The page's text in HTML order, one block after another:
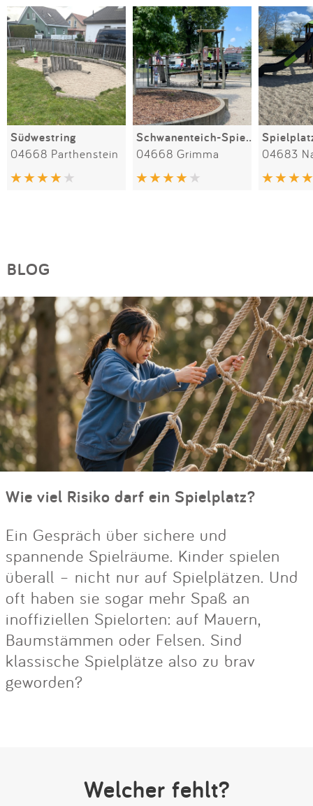
Südwestring
04668 Parthenstein
Schwanenteich-Spielplatz
04668 Grimma 04683
BLOG
Wie viel Risiko darf ein Spielplatz?
Ein Gespräch über sichere und
spannende Spielräume. Kinder spielen
überall – nicht nur auf Spielplätzen. Und
oft haben sie sogar mehr Spaß an
inoffiziellen Spielorten: auf Mauern,
Baumstämmen oder Felsen. Sind
klassische Spielplätze also zu brav
geworden?
Welcher fehlt?